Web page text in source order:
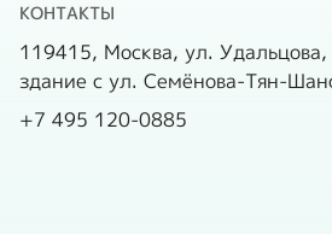
Число коммерческих
организаций
-
КОНТАКТЫ
119415, Москва, ул.
здание с ул. Семёнова-Тян-
+7 495 120-0885